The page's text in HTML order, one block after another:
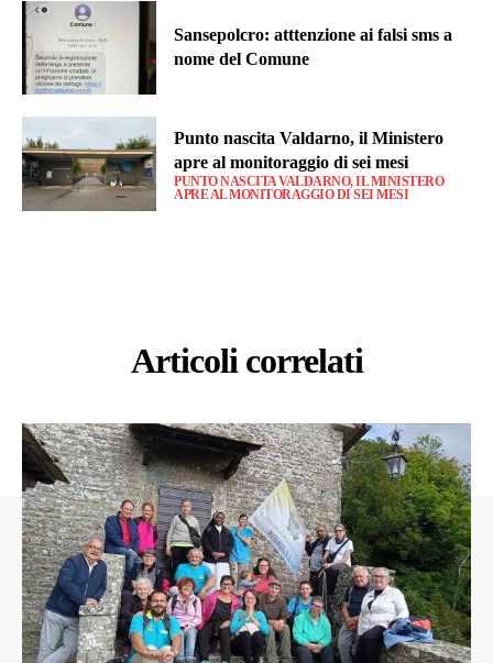
Sansepolcro: atttenzione ai falsi sms a
nome del Comune
Punto nascita Valdarno, il Ministero
apre al monitoraggio di sei mesi
PUNTO NASCITA VALDARNO, IL MINISTERO
APRE AL MONITORAGGIO DI SEI MESI
Articoli correlati